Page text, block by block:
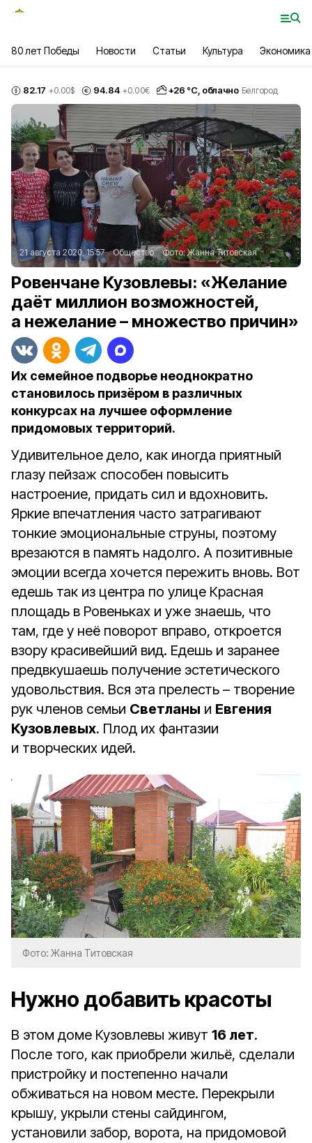
80 лет Победы Новости Статьи Культура Экономика
82.17 +0.00$ 94.84 +0.00€ +26 °С, облачно Белгород
21 августа 2020, 15:57 Общество Фото:Жанна Титовская
Ровенчане Кузовлевы: «Желание
даёт миллион возможностей,
а нежелание – множество причин»
Их семейное подворье неоднократно
становилось призёром в различных
конкурсах на лучшее оформление
придомовых территорий.
Удивительное дело, как иногда приятный
глазу пейзаж способен повысить
настроение, придать сил и вдохновить.
Яркие впечатления часто затрагивают
тонкие эмоциональные струны, поэтому
врезаются в память надолго. А позитивные
эмоции всегда хочется пережить вновь. Вот
едешь так из центра по улице Красная
площадь в Ровеньках и уже знаешь, что
там, где у неё поворот вправо, откроется
взору красивейший вид. Едешь и заранее
предвкушаешь получение эстетического
удовольствия. Вся эта прелесть – творение
рук членов семьи Светланы и Евгения
Кузовлевых. Плод их фантазии
и творческих идей.
Фото: Жанна Титовская
Нужно добавить красоты
В этом доме Кузовлевы живут 16 лет.
После того, как приобрели жильё, сделали
пристройку и постепенно начали
обживаться на новом месте. Перекрыли
крышу, укрыли стены сайдингом,
установили забор, ворота, на придомовой